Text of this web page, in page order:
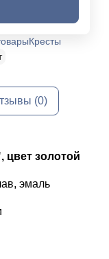
Кресты
(0)
цвет золотой
эмаль